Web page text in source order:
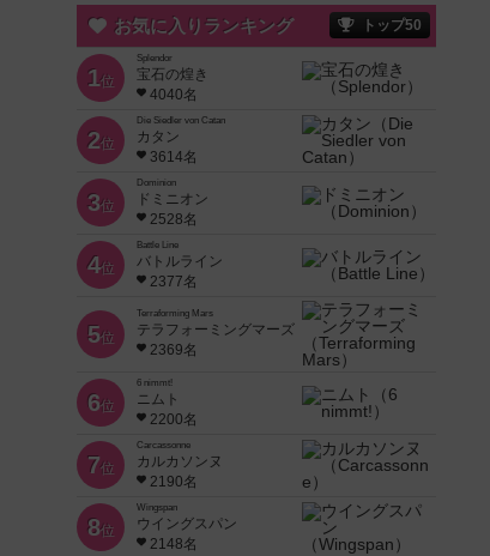
お気に入りランキング トップ50
1位
Splendor
宝石の煌き
4040名
2位
Die Siedler von Catan
カタン
3614名
3位
Dominion
ドミニオン
2528名
4位
Battle Line
バトルライン
2377名
5位
Terraforming Mars
テラフォーミングマーズ
2369名
6位
6 nimmt!
ニムト
2200名
7位
Carcassonne
カルカソンヌ
2190名
8位
Wingspan
ウイングスパン
2148名